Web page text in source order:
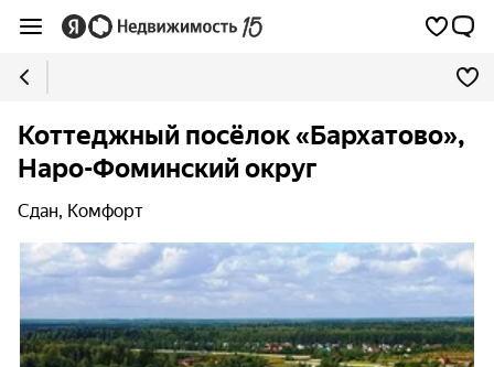
Коттеджный посёлок «Бархатово»,
Наро-Фоминский округ
Сдан, Комфорт